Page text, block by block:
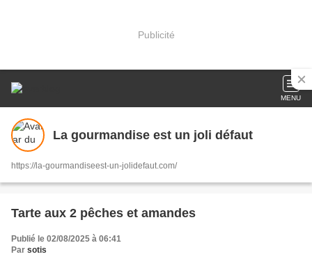
Publicité
MENU
La gourmandise est un joli défaut
https://la-gourmandiseest-un-jolidefaut.com/
Tarte aux 2 pêches et amandes
Publié le 02/08/2025 à 06:41
Par sotis